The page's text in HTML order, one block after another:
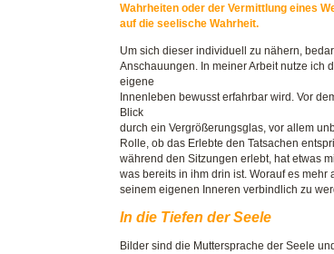
Wahrheiten oder der Vermittlung eines
auf die seelische Wahrheit.
Um sich dieser individuell zu nähern,
Anschauungen. In meiner Arbeit nutze ich
eigene
Innenleben bewusst erfahrbar wird. Vor
Blick
durch ein Vergrößerungsglas, vor allem
Rolle, ob das Erlebte den Tatsachen
während den Sitzungen erlebt, hat etwas
was bereits in ihm drin ist. Worauf es mehr
seinem eigenen Inneren verbindlich zu
In die Tiefen der Seele
Bilder sind die Muttersprache der Seele